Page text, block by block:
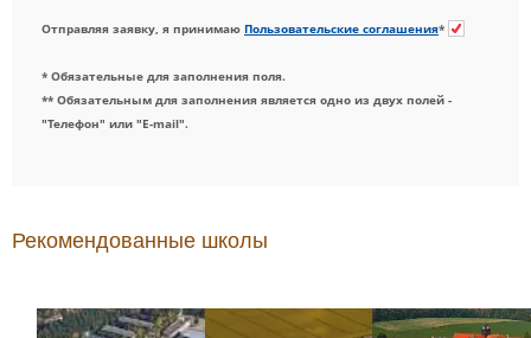
Отправляя заявку, я принимаю Пользовательские соглашения*
* Обязательные для заполнения поля.
** Обязательным для заполнения является одно из двух полей -
"Телефон" или "E-mail".
Рекомендованные школы